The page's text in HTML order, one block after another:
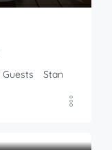
Guests Stan